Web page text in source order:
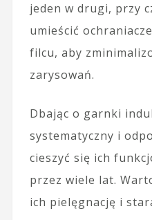
jeden w drugi, przy
umieścić
filcu, aby
zarysowań.
Dbając o garnki
systematyczny i
cieszyć się ich
przez wiele lat.
ich pielęgnację i